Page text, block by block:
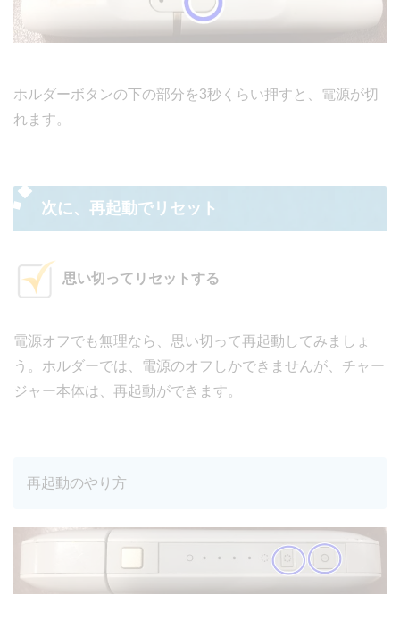
ホルダーボタンの下の部分を3秒くらい押すと、電源が切
れます。
次に、再起動でリセット
思い切ってリセットする
電源オフでも無理なら、思い切って再起動してみましょ
う。ホルダーでは、電源のオフしかできませんが、チャー
ジャー本体は、再起動ができます。
再起動のやり方